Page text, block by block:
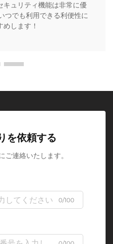
キュリティ機能は非常に優
つでも利用できる利便性に
します！
を依頼する
ご連絡いたします。
0/100